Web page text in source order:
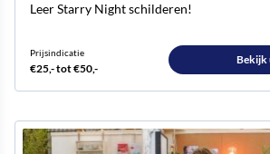
Leer Starry Night schilderen!
Prijsindicatie
€25,- tot €50,-
Bekijk